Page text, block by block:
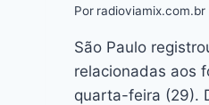
Por radioviamix.com.br
São Paulo
relacionadas aos
quarta-feira (29).